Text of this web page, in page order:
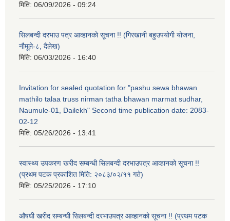
मिति: 06/09/2026 - 09:24
सिलबन्दी दरभाउ पत्र आव्हानको सूचना !! (गिरखानी बहुउपयोगी योजना,
नौमूले-८, दैलेख)
मिति: 06/03/2026 - 16:40
Invitation for sealed quotation for "pashu sewa bhawan
mathilo talaa truss nirman tatha bhawan marmat sudhar,
Naumule-01, Dailekh" Second time publication date: 2083-
02-12
मिति: 05/26/2026 - 13:41
स्वास्थ्य उपकरण खरीद सम्बन्धी सिलबन्दी दरभाउपत्र आव्हानको सूचना !!
(प्रथम पटक प्रकाशित मिति: २०८३/०२/११ गते)
मिति: 05/25/2026 - 17:10
औषधी खरीद सम्बन्धी सिलबन्दी दरभाउपत्र आव्हानको सूचना !! (प्रथम पटक